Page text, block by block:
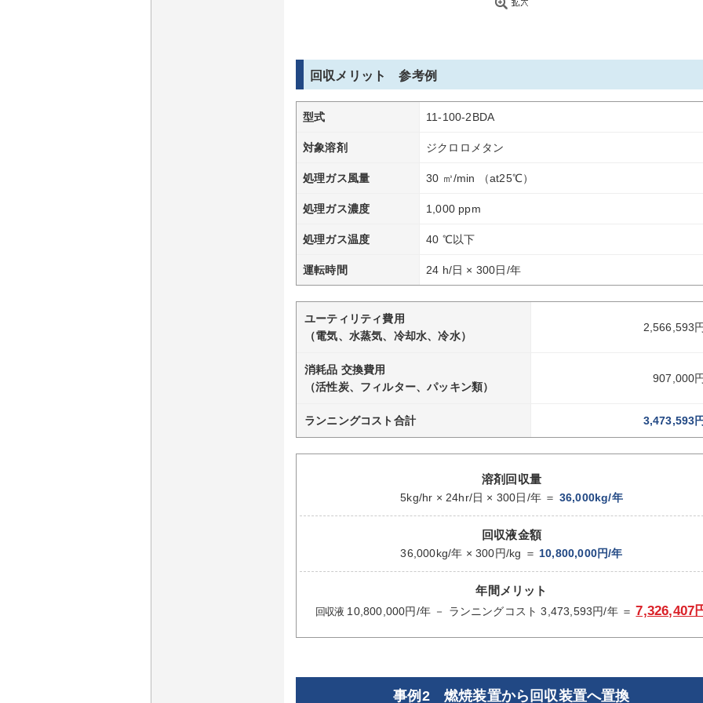
回収メリット 参考例
型式 11-100-2BDA
対象溶剤 ジクロロメタン
処理ガス風量 30 ㎥/min （at25℃）
処理ガス濃度 1,000 ppm
処理ガス温度 40 ℃以下
運転時間 24 h/日 × 300日/年
ユーティリティ費用
（電気、水蒸気、冷却水、冷水）
2,566,593
消耗品 交換費用
（活性炭、フィルター、パッキン類）
907,000
ランニングコスト合計 3,473,593
溶剤回収量
5kg/hr × 24hr/日 × 300日/年 ＝ 36,000kg/年
回収液金額
36,000kg/年 × 300円/kg ＝ 10,800,000円/年
年間メリット
回収液 10,800,000円/年 － ランニングコスト 3,473,593円/年 ＝7,326,407
事例2 燃焼装置から回収装置へ置換